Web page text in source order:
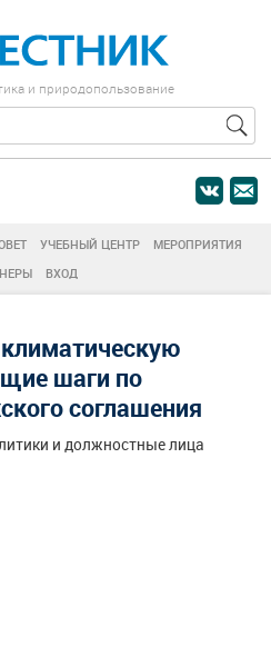
и природопользование
УЧЕБНЫЙ ЦЕНТР
МЕРОПРИЯТИЯ
ВХОД
шаги по
соглашения
и должностные лица